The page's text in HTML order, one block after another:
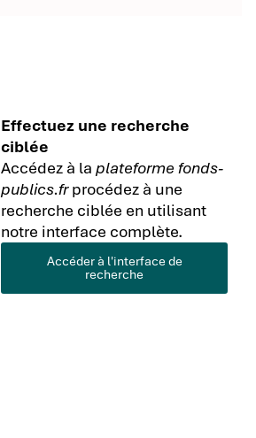
Effectuez une recherche
ciblée
Accédez à laplateforme fonds-
publics.frprocédez à une
recherche ciblée en utilisant
notre interface complète.
Accéder à l'interface de
recherche